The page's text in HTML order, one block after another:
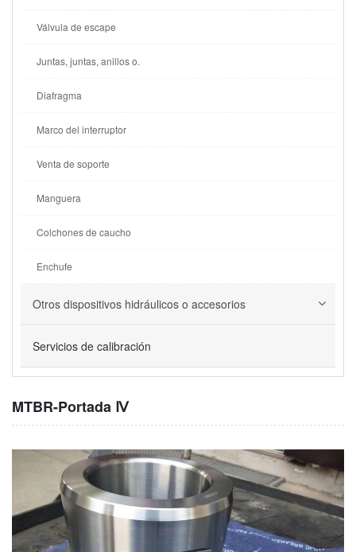
Válvula de escape
Juntas, juntas, anillos o.
Diafragma
Marco del interruptor
Venta de soporte
Manguera
Colchones de caucho
Enchufe
Otros dispositivos hidráulicos o accesorios
Servicios de calibración
MTBR-Portada Ⅳ